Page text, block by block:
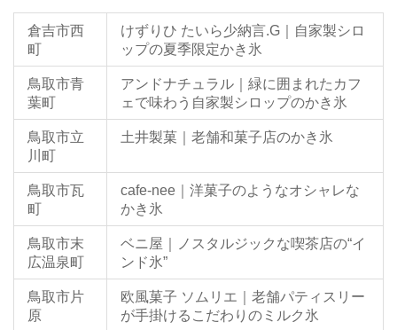
倉吉市西
町
けずりひ たいら少納言.G｜自家製シロ
ップの夏季限定かき氷
鳥取市青
葉町
アンドナチュラル｜緑に囲まれたカフ
ェで味わう自家製シロップのかき氷
鳥取市立
川町
土井製菓｜老舗和菓子店のかき氷
鳥取市瓦
町
cafe-nee｜洋菓子のようなオシャレな
かき氷
鳥取市末
広温泉町
ベニ屋｜ノスタルジックな喫茶店の“イ
ンド氷”
鳥取市片
原
欧風菓子 ソムリエ｜老舗パティスリー
が手掛けるこだわりのミルク氷